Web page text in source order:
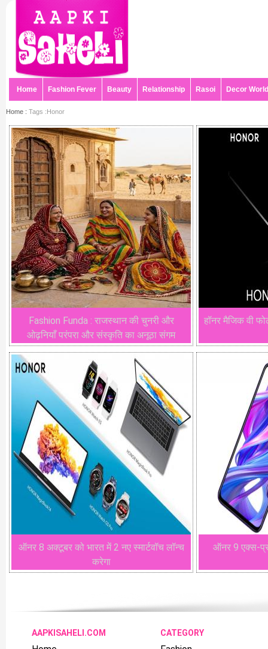
Home Fashion Fever Beauty Relationship Rasoi Decor World
Home : Tags :Honor
Fashion Funda : राजस्थान की चुनरी और
ओढ़नियाँ परंपरा और संस्कृति का अनूठा संगम
हॉनर मैजिक वी
ऑनर 8 अक्टूबर को भारत में 2 नए स्मार्टवॉच लॉन्च
करेगा
ऑनर 9 एक्स-
AAPKISAHELI.COM CATEGORY